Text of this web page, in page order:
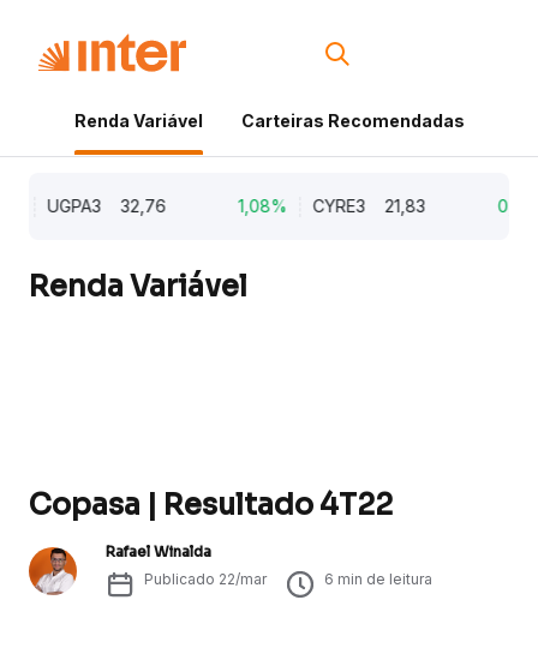
Renda Variável Carteiras Recomendadas
UGPA3 32,76 1,08% CYRE3 21,83 0,97%
Renda Variável
Copasa | Resultado 4T22
Rafael Winalda
Publicado 22/mar 6 min de leitura